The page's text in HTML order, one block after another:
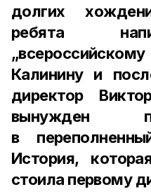
долгих
ребята
Калинину и
директор
вынужден
в
История,
стоила первому